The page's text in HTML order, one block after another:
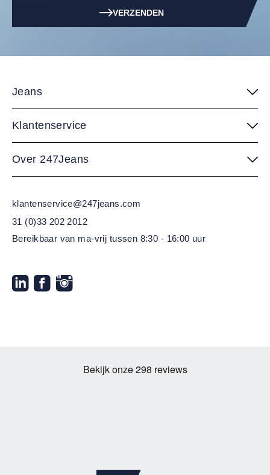
VERZENDEN
Jeans
Klantenservice
Over 247Jeans
klantenservice@247jeans.com
31 (0)33 202 2012
Bereikbaar van ma-vrij tussen 8:30 - 16:00 uur